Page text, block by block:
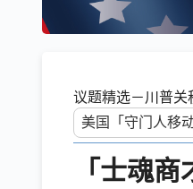
议题精选－川普关
「士魂